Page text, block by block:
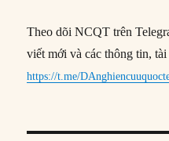
Theo dõi NCQT trên
viết mới và các thông tin,
https://t.me/